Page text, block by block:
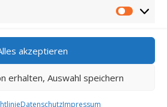
akzeptieren
erhalten, Auswahl speichern
DatenschutzImpressum
Partnerprogramm
2022-2026 | Finanz-und
Sander GmbH | Alle Rechte
vorbehalten